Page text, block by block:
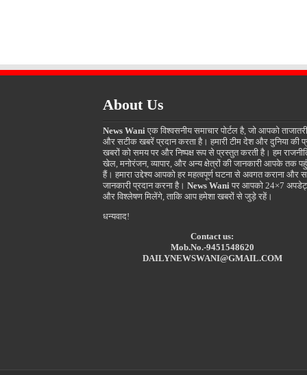
About Us
News Wani एक विश्वसनीय समाचार पोर्टल है, जो आपको
और सटीक खबरें प्रदान करता है। हमारी टीम देश और दुनिया की
खबरों को समय पर और निष्पक्ष रूप से प्रस्तुत करती है। हम
खेल, मनोरंजन, व्यापार, और अन्य क्षेत्रों की जानकारी आपके तक
हैं। हमारा उद्देश्य आपको हर महत्वपूर्ण घटना से अवगत कराना और
जानकारी प्रदान करना है। News Wani पर आपको 24×7
और विश्लेषण मिलेंगे, ताकि आप हमेशा खबरों से जुड़े रहें।
धन्यवाद!
Contact us:
Mob.No.-9451548620
DAILYNEWSWANI@GMAIL.COM